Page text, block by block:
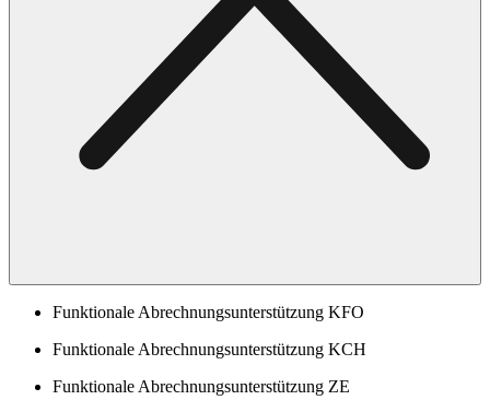
Funktionale Abrechnungsunterstützung KFO
Funktionale Abrechnungsunterstützung KCH
Funktionale Abrechnungsunterstützung ZE